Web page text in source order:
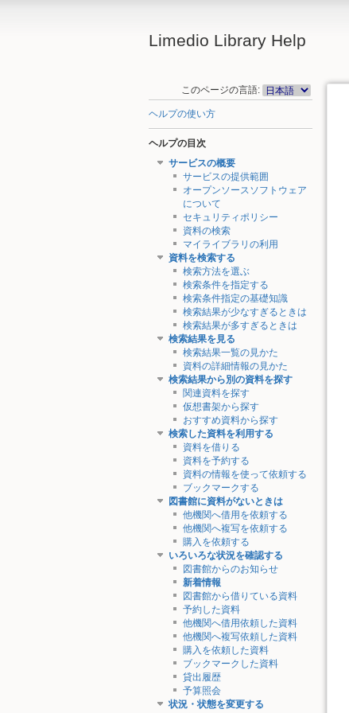
Limedio Library Help
このページの言語:
ヘルプの使い方
ヘルプの目次
サービスの概要
サービスの提供範囲
オープンソースソフトウェア
について
セキュリティポリシー
資料の検索
マイライブラリの利用
資料を検索する
検索方法を選ぶ
検索条件を指定する
検索条件指定の基礎知識
検索結果が少なすぎるときは
検索結果が多すぎるときは
検索結果を見る
検索結果一覧の見かた
資料の詳細情報の見かた
検索結果から別の資料を探す
関連資料を探す
仮想書架から探す
おすすめ資料から探す
検索した資料を利用する
資料を借りる
資料を予約する
資料の情報を使って依頼する
ブックマークする
図書館に資料がないときは
他機関へ借用を依頼する
他機関へ複写を依頼する
購入を依頼する
いろいろな状況を確認する
図書館からのお知らせ
新着情報
図書館から借りている資料
予約した資料
他機関へ借用依頼した資料
他機関へ複写依頼した資料
購入を依頼した資料
ブックマークした資料
貸出履歴
予算照会
状況・状態を変更する